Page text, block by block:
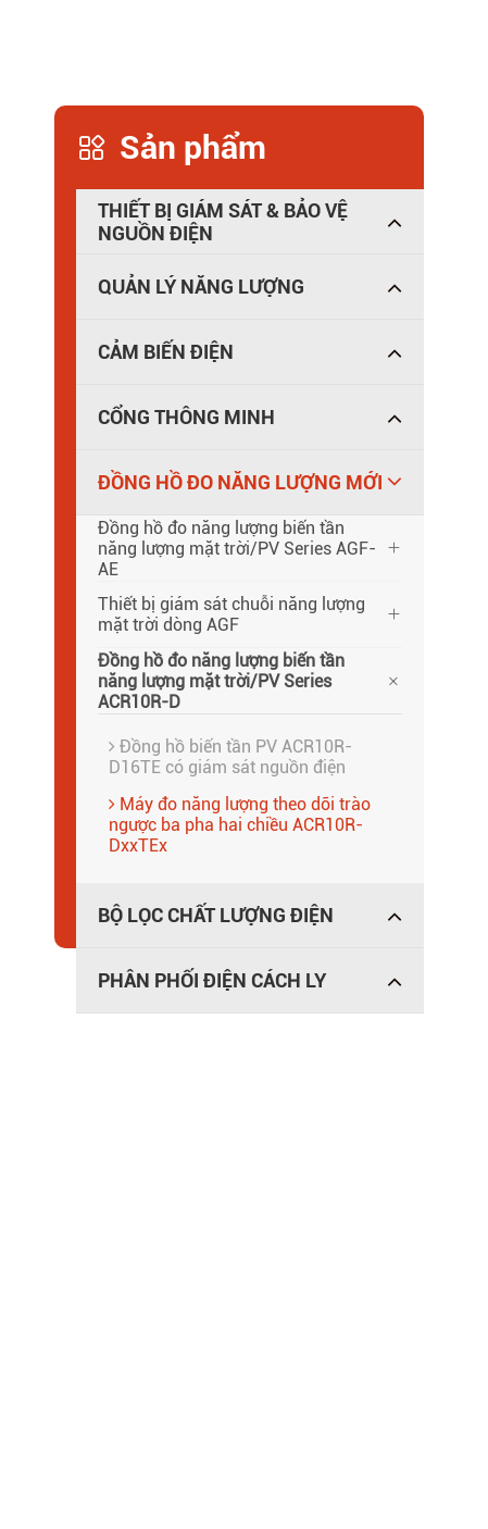
 Sản phẩm
THIẾT BỊ GIÁM SÁT & BẢO VỆ
NGUỒN ĐIỆN
QUẢN LÝ NĂNG LƯỢNG
CẢM BIẾN ĐIỆN
CỔNG THÔNG MINH
ĐỒNG HỒ ĐO NĂNG LƯỢNG MỚI
Đồng hồ đo năng lượng biến tần
năng lượng mặt trời/PV Series AGF-
AE

Thiết bị giám sát chuỗi năng lượng
mặt trời dòng AGF

Đồng hồ đo năng lượng biến tần
năng lượng mặt trời/PV Series
ACR10R-D

Đồng hồ biến tần PV ACR10R-
D16TE có giám sát nguồn điện
Máy đo năng lượng theo dõi trào
ngược ba pha hai chiều ACR10R-
DxxTEx
BỘ LỌC CHẤT LƯỢNG ĐIỆN
PHÂN PHỐI ĐIỆN CÁCH LY